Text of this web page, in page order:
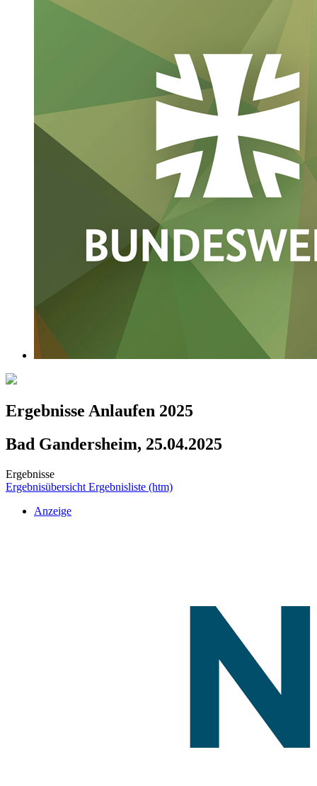
Ergebnisse Anlaufen 2025
Bad Gandersheim, 25.04.2025
Ergebnisse
Ergebnisübersicht Ergebnisliste (htm)
Anzeige